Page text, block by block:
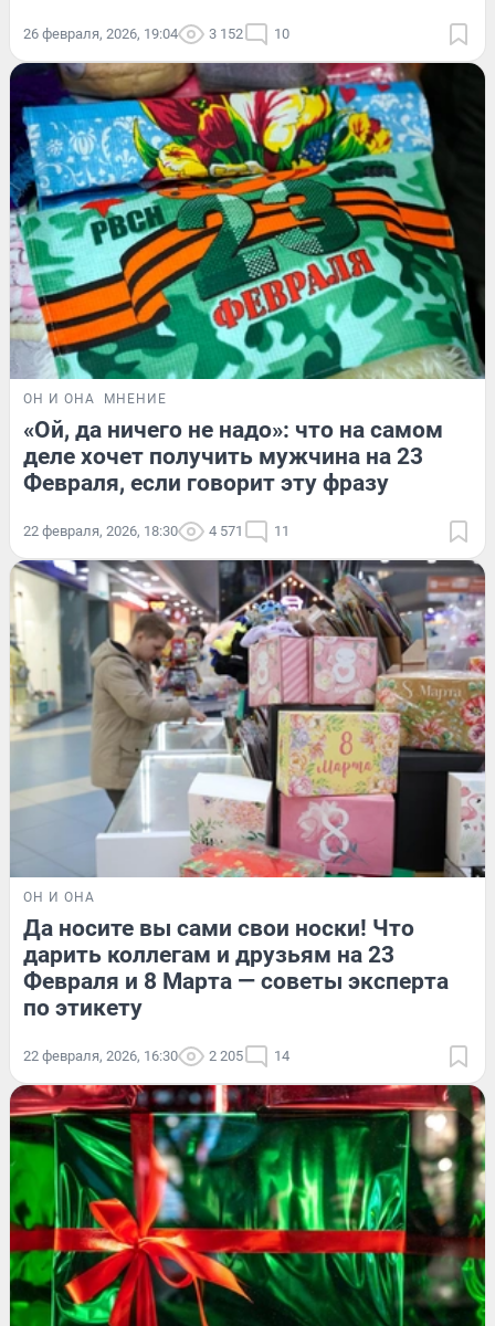
26 февраля, 2026, 19:04 3 152 10
ОН И ОНА МНЕНИЕ
«Ой, да ничего не надо»: что на самом
деле хочет получить мужчина на 23
Февраля, если говорит эту фразу
22 февраля, 2026, 18:30 4 571 11
ОН И ОНА
Да носите вы сами свои носки! Что
дарить коллегам и друзьям на 23
Февраля и 8 Марта — советы эксперта
по этикету
22 февраля, 2026, 16:30 2 205 14